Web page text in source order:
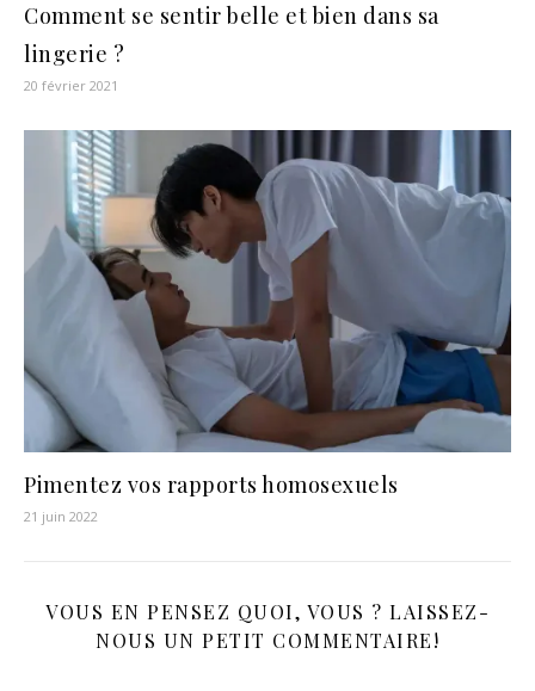
Comment se sentir belle et bien dans sa
lingerie ?
20 février 2021
Pimentez vos rapports homosexuels
21 juin 2022
VOUS EN PENSEZ QUOI, VOUS ? LAISSEZ-
NOUS UN PETIT COMMENTAIRE!